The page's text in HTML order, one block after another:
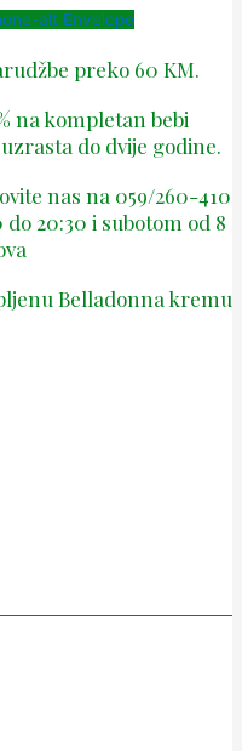
alt Envelope
preko 60 KM.
na kompletan bebi
do dvije godine.
nas na 059/260-410
20:30 i subotom od 8
Belladonna kremu